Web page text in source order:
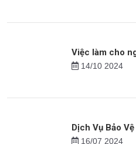
Bảo Vệ Lễ
Việc làm cho